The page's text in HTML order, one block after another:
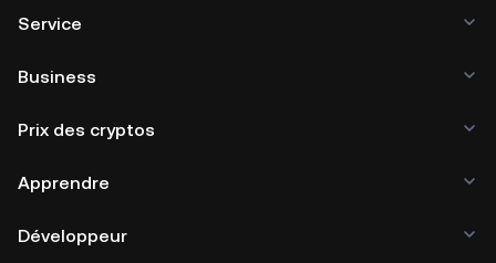
Service
Business
Prix des cryptos
Apprendre
Développeur